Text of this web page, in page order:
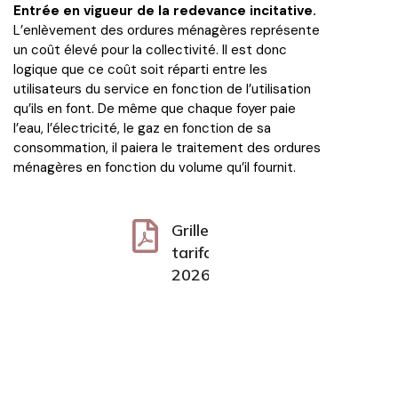
Entrée en vigueur de la redevance incitative.
L’enlèvement des ordures ménagères représente
un coût élevé pour la collectivité. Il est donc
logique que ce coût soit réparti entre les
utilisateurs du service en fonction de l’utilisation
qu’ils en font. De même que chaque foyer paie
l’eau, l’électricité, le gaz en fonction de sa
consommation, il paiera le traitement des ordures
ménagères en fonction du volume qu’il fournit.
Grilles-
tarifaires-
2026